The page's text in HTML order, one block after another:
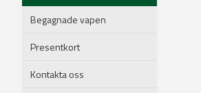
Begagnade vapen
Presentkort
Kontakta oss